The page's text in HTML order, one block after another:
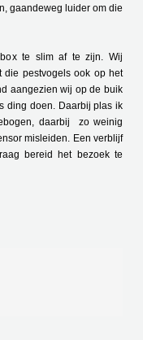
gaandeweg luider om die
te slim af te zijn. Wij
die pestvogels ook op het
aangezien wij op de buik
ding doen. Daarbij plas ik
daarbij zo weinig
misleiden. Een verblijf
bereid het bezoek te